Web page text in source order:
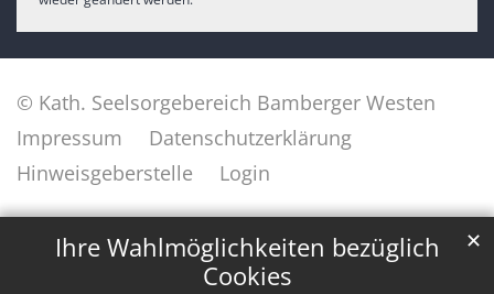
Ihre Wahlmöglichkeiten bezüglich
Cookies
✕
© Kath. Seelsorgebereich Bamberger Westen
Impressum
Datenschutzerklärung
Hinweisgeberstelle
Login